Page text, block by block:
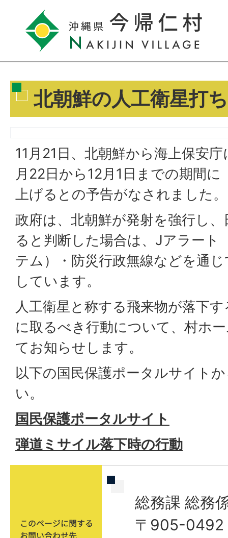
北朝鮮の人工衛星打
11月21日、北朝鮮から海上保安
月22日から12月1日までの期間に
上げるとの予告がなされました。
政府は、北朝鮮が発射を強行し
ると判断した場合は、Jアラート
テム）・防災行政無線などを通
しています。
人工衛星と称する飛来物が落下
に取るべき行動について、村ホ
てお知らせします。
以下の国民保護ポータルサイト
い。
国民保護ポータルサイト
弾道ミサイル落下時の行動
総務課 総務
〒905-0492